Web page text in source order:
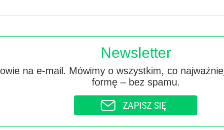
Newsletter
na e-mail. Mówimy o wszystkim, co
formę – bez spamu.
ZAPISZ SIĘ